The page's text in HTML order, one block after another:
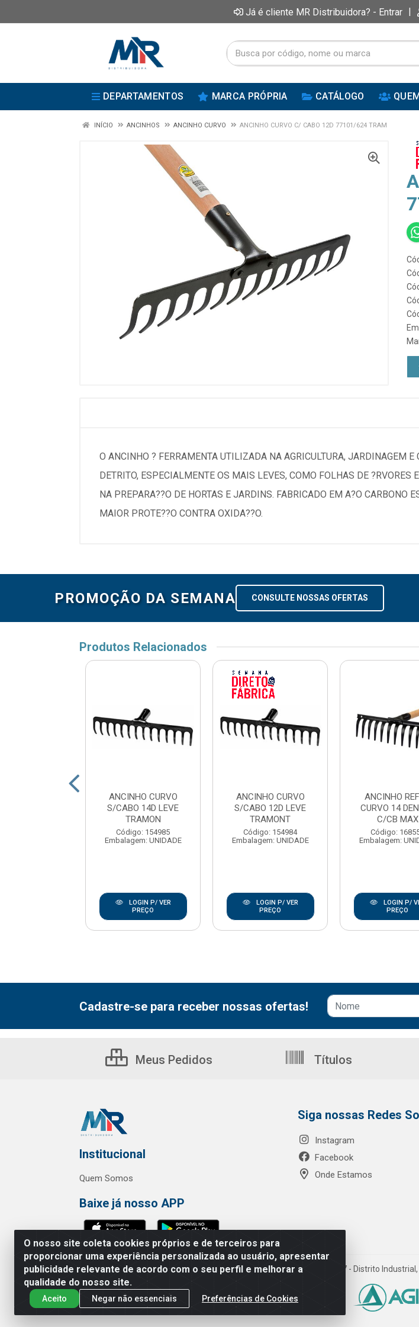
Já é cliente MR Distribuidora? - Entrar |
DEPARTAMENTOS MARCA PRÓPRIA CATÁLOGO
INÍCIO ANCINHOS ANCINHO CURVO ANCINHO CURVO C/ CABO 12D 77101/624 TRAM
O ANCINHO ? FERRAMENTA UTILIZADA NA AGRICULTURA, JARDINAGEM
DETRITO, ESPECIALMENTE OS MAIS LEVES, COMO FOLHAS DE ?RVORES
NA PREPARA??O DE HORTAS E JARDINS. FABRICADO EM A?O CARBONO
MAIOR PROTE??O CONTRA OXIDA??O.
PROMOÇÃO DA SEMANA CONSULTE NOSSAS OFERTAS
Produtos Relacionados
ANCINHO CURVO
S/CABO 14D LEVE
TRAMON
Código: 154985
Embalagem: UNIDADE
LOGIN P/ VER
PREÇO
ANCINHO CURVO
S/CABO 12D LEVE
TRAMONT
Código: 154984
Embalagem: UNIDADE
LOGIN P/ VER
PREÇO
ANCINHO
CURVO 14
C/CB MAX
Código:
Embalagem:
LOGIN P/
PREÇO
O nosso site coleta cookies próprios e de terceiros para
proporcionar uma experiência personalizada ao usuário, apresentar
publicidade relevante de acordo com o seu perfil e melhorar a
qualidade do nosso site.
Aceito Negar não essenciais Preferências de Cookies
Cadastre-se para receber nossas ofertas!
Meus Pedidos Títulos
Institucional
Quem Somos
Baixe já nosso APP
Siga nossas Redes
Instagram
Facebook
Onde Estamos
MR Distribuidora - Rua Hortêncio Ribeiro de Luna, 3777 - Distrito